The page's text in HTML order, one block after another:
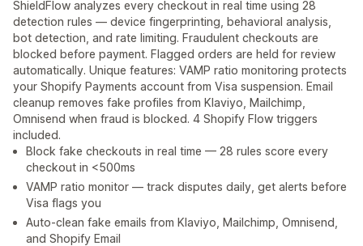
ShieldFlow analyzes every checkout in real time using 28
detection rules — device fingerprinting, behavioral analysis,
bot detection, and rate limiting. Fraudulent checkouts are
blocked before payment. Flagged orders are held for review
automatically. Unique features: VAMP ratio monitoring protects
your Shopify Payments account from Visa suspension. Email
cleanup removes fake profiles from Klaviyo, Mailchimp,
Omnisend when fraud is blocked. 4 Shopify Flow triggers
included.
Block fake checkouts in real time — 28 rules score every
checkout in <500ms
VAMP ratio monitor — track disputes daily, get alerts before
Visa flags you
Auto-clean fake emails from Klaviyo, Mailchimp, Omnisend,
and Shopify Email